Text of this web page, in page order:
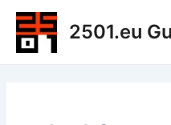
Zum
Inhalt
springen
2501.eu